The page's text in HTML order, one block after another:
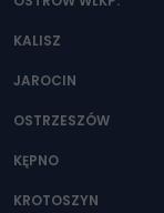
Można to zrobić
e-mailowo pod
KALISZ
JAROCIN
OSTRZESZÓW
KĘPNO
KROTOSZYN